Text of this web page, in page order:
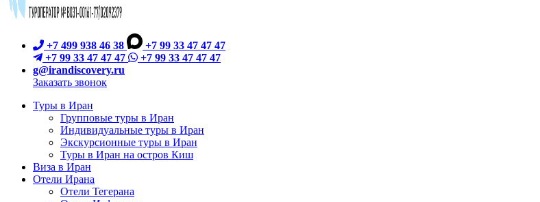
+7 499 938 46 38
+7 99 33 47 47 47
+7 99 33 47 47 47
+7 99 33 47 47 47
g@irandiscovery.ru
Заказать звонок
Туры в Иран
Групповые туры в Иран
Индивидуальные туры в Иран
Экскурсионные туры в Иран
Туры в Иран на остров Киш
Виза в Иран
Отели Ирана
Отели Тегерана